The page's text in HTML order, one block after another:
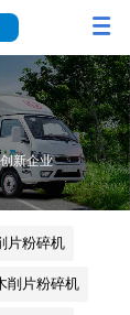
新企业
片粉碎机
削片粉碎机